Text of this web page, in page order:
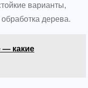
варианты,
дерева.
— какие